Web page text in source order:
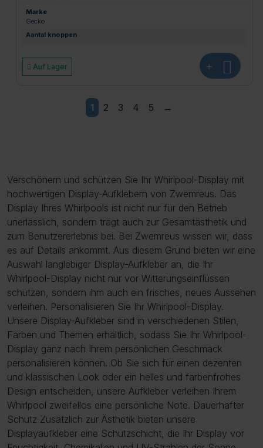
Marke
Gecko
Aantal knoppen
Auf Lager +
1 2 3 4 5 →
Verschönern und schützen Sie Ihr Whirlpool-Display mit
hochwertigen Display-Aufklebern von Zwemreus. Das
Display Ihres Whirlpools ist nicht nur für den Betrieb
unerlässlich, sondern trägt auch zur Gesamtästhetik und
zum Benutzererlebnis bei. Bei Zwemreus wissen wir, dass
es auf Details ankommt. Aus diesem Grund bieten wir eine
Auswahl langlebiger Display-Aufkleber an, die Ihr
Whirlpool-Display nicht nur vor Witterungseinflüssen
schützen, sondern ihm auch ein frisches, neues Aussehen
verleihen. Personalisieren Sie Ihr Whirlpool-Display.
Unsere Display-Aufkleber sind in verschiedenen Stilen,
Farben und Themen erhältlich, sodass Sie Ihr Whirlpool-
Display ganz nach Ihrem persönlichen Geschmack
personalisieren können. Ob Sie sich für einen dezenten
und klassischen Look oder ein helles und farbenfrohes
Design entscheiden, unsere Aufkleber verleihen Ihrem
Whirlpool zweifellos eine persönliche Note. Dauerhafter
Schutz Zusätzlich zur Ästhetik bieten unsere
Displayaufkleber eine Schutzschicht, die Ihr Display vor